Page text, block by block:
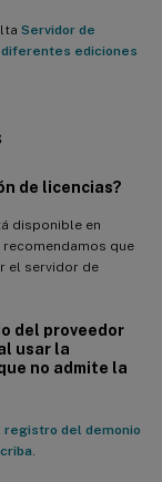
Servidor de
ediciones
de licencias?
disponible en
recomendamos que
el servidor de
del proveedor
usar la
no admite la
registro del demonio